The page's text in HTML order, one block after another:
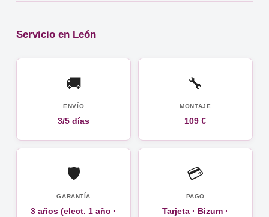
Servicio en León
🚚
ENVÍO
3/5 días
🔧
MONTAJE
109 €
🛡️
GARANTÍA
3 años (elect. 1 año ·
💳
PAGO
Tarjeta · Bizum ·